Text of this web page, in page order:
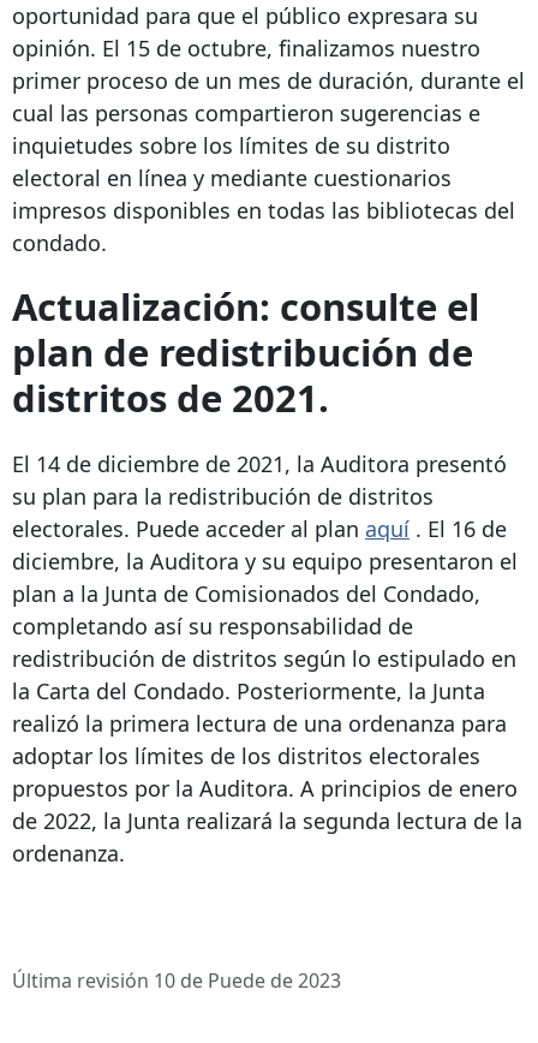
oportunidad para que el público expresara su
opinión. El 15 de octubre, finalizamos nuestro
primer proceso de un mes de duración, durante el
cual las personas compartieron sugerencias e
inquietudes sobre los límites de su distrito
electoral en línea y mediante cuestionarios
impresos disponibles en todas las bibliotecas del
condado.
Actualización: consulte el
plan de redistribución de
distritos de 2021.
El 14 de diciembre de 2021, la Auditora presentó
su plan para la redistribución de distritos
electorales. Puede acceder al plan aquí . El 16 de
diciembre, la Auditora y su equipo presentaron el
plan a la Junta de Comisionados del Condado,
completando así su responsabilidad de
redistribución de distritos según lo estipulado en
la Carta del Condado. Posteriormente, la Junta
realizó la primera lectura de una ordenanza para
adoptar los límites de los distritos electorales
propuestos por la Auditora. A principios de enero
de 2022, la Junta realizará la segunda lectura de la
ordenanza.
Última revisión 10 de Puede de 2023